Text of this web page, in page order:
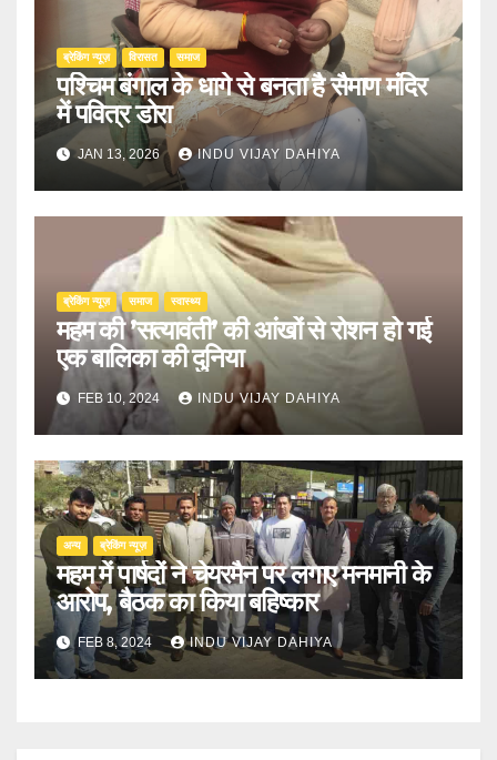
ब्रेकिंग न्यूज़ ‍‍विरासत समाज
पश्चिम बंगाल के धागे से बनता है सैमाण मंदिर
में पवित्र डोरा
JAN 13, 2026 INDU VIJAY DAHIYA
ब्रेकिंग न्यूज़ समाज स्वास्थ्य
महम की ’सत्यावंती’ की आंखों से रोशन हो गई
एक बालिका की दुनिया
FEB 10, 2024 INDU VIJAY DAHIYA
अन्य ब्रेकिंग न्यूज़
महम में पार्षदों ने चेयरमैन पर लगाए मनमानी के
आरोप, बैठक का किया बहिष्कार
FEB 8, 2024 INDU VIJAY DAHIYA